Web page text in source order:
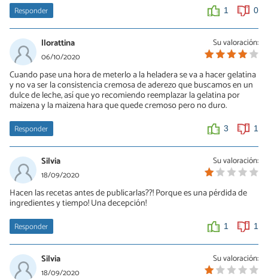
Responder 1 0
Su valoración:
llorattina
06/10/2020
Cuando pase una hora de meterlo a la heladera se va a hacer gelatina
y no va ser la consistencia cremosa de aderezo que buscamos en un
dulce de leche, así que yo recomiendo reemplazar la gelatina por
maizena y la maizena hara que quede cremoso pero no duro.
Responder 3 1
Su valoración:
Silvia
18/09/2020
Hacen las recetas antes de publicarlas??! Porque es una pérdida de
ingredientes y tiempo! Una decepción!
Responder 1 1
Su valoración:
Silvia
18/09/2020